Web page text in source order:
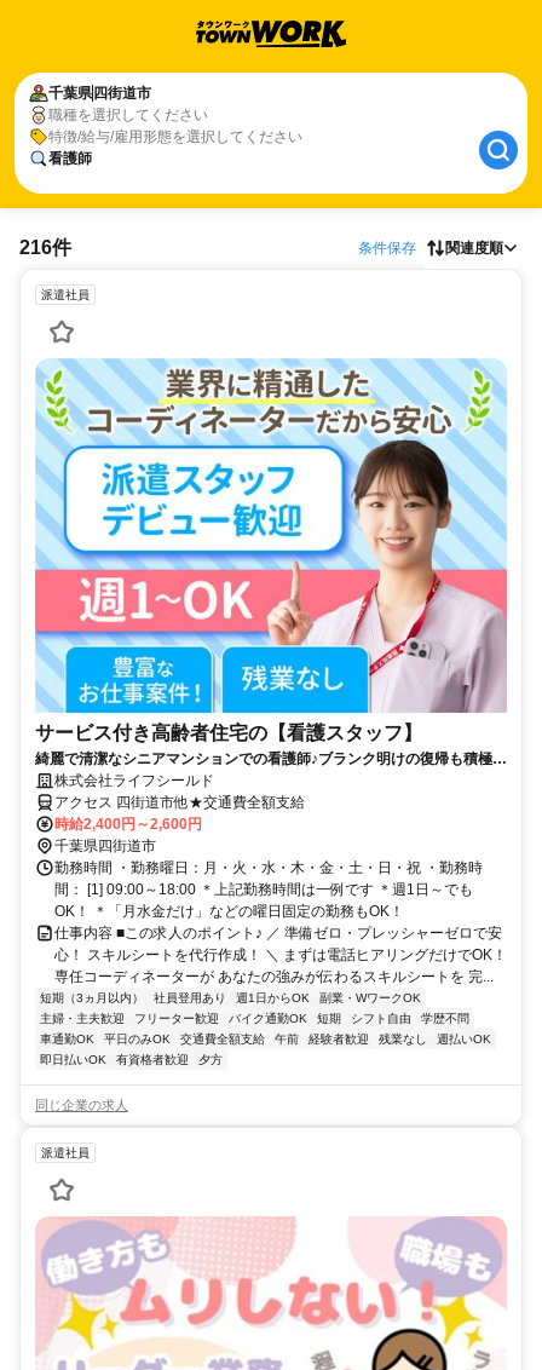
千葉県 四街道市
職種を選択してください
特徴/給与/雇用形態を選択してください
看護師
216件 条件保存 関連度順
派遣社員
サービス付き高齢者住宅の【看護スタッフ】
綺麗で清潔なシニアマンションでの看護師♪ブランク明けの復帰も積極採
用！株式会社ライフシールド
アクセス 四街道市他★交通費全額支給
時給2,400円～2,600円
千葉県四街道市
勤務時間 ・勤務曜日：月・火・水・木・金・土・日・祝 ・勤務時
間： [1] 09:00～18:00 ＊上記勤務時間は一例です ＊週1日～でも
OK！ ＊「月水金だけ」などの曜日固定の勤務もOK！
仕事内容 ■この求人のポイント♪ ／ 準備ゼロ・プレッシャーゼロで安
心！ スキルシートを代行作成！ ＼ まずは電話ヒアリングだけでOK！
専任コーディネーターが あなたの強みが伝わるスキルシートを 完...
短期（3ヵ月以内） 社員登用あり 週1日からOK
副業・WワークOK
主婦・主夫歓迎
フリーター歓迎 バイク通勤OK 短期 シフト自由
学歴不問
車通勤OK
平日のみOK 交通費全額支給 午前 経験者歓迎 残業なし
週払いOK
即日払いOK
有資格者歓迎 夕方
同じ企業の求人
派遣社員